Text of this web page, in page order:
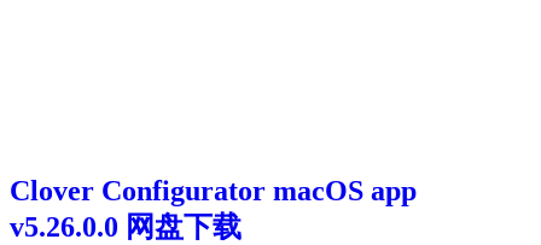
Clover Configurator macOS app
v5.26.0.0 网盘下载